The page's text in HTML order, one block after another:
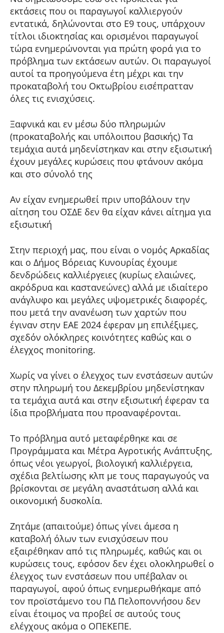
εκτάσεις που οι παραγωγοί καλλιεργούν
εντατικά, δηλώνονται στο Ε9 τους, υπάρχουν
τίτλοι ιδιοκτησίας και ορισμένοι παραγωγοί
τώρα ενημερώνονται για πρώτη φορά για το
πρόβλημα των εκτάσεων αυτών. Οι παραγωγοί
αυτοί τα προηγούμενα έτη μέχρι και την
προκαταβολή του Οκτωβρίου εισέπρατταν
όλες τις ενισχύσεις.
Ξαφνικά και εν μέσω δύο πληρωμών
(προκαταβολής και υπόλοιπου βασικής) Τα
τεμάχια αυτά μηδενίστηκαν και στην εξισωτική
έχουν μεγάλες κυρώσεις που φτάνουν ακόμα
και στο σύνολό της
Αν είχαν ενημερωθεί πριν υποβάλουν την
αίτηση του ΟΣΔΕ δεν θα είχαν κάνει αίτημα για
εξισωτική
Στην περιοχή μας, που είναι ο νομός Αρκαδίας
και ο Δήμος Βόρειας Κυνουρίας έχουμε
δενδρώδεις καλλιέργειες (κυρίως ελαιώνες,
ακρόδρυα και καστανεώνες) αλλά με ιδιαίτερο
ανάγλυφο και μεγάλες υψομετρικές διαφορές,
που μετά την ανανέωση των χαρτών που
έγιναν στην ΕΑΕ 2024 έφεραν μη επιλέξιμες,
σχεδόν ολόκληρες κοινότητες καθώς και ο
έλεγχος monitoring.
Χωρίς να γίνει ο έλεγχος των ενστάσεων αυτών
στην πληρωμή του Δεκεμβρίου μηδενίστηκαν
τα τεμάχια αυτά και στην εξισωτική έφεραν τα
ίδια προβλήματα που προαναφέρονται.
Το πρόβλημα αυτό μεταφέρθηκε και σε
Προγράμματα και Μέτρα Αγροτικής Ανάπτυξης,
όπως νέοι γεωργοί, βιολογική καλλιέργεια,
σχέδια βελτίωσης κλπ με τους παραγωγούς να
βρίσκονται σε μεγάλη αναστάτωση αλλά και
οικονομική δυσκολία.
Ζητάμε (απαιτούμε) όπως γίνει άμεσα η
καταβολή όλων των ενισχύσεων που
εξαιρέθηκαν από τις πληρωμές, καθώς και οι
κυρώσεις τους, εφόσον δεν έχει ολοκληρωθεί ο
έλεγχος των ενστάσεων που υπέβαλαν οι
παραγωγοί, αφού όπως ενημερωθήκαμε από
τον προϊστάμενο του ΠΔ Πελοποννήσου δεν
είναι έτοιμος να προβεί σε αυτούς τους
ελέγχους ακόμα ο ΟΠΕΚΕΠΕ.